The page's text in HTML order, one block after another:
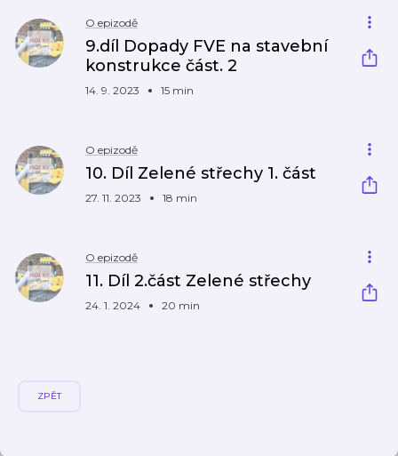
O epizodě
9.díl Dopady FVE na stavební
konstrukce část. 2
14. 9. 2023 15 min
O epizodě
10. Díl Zelené střechy 1. část
27. 11. 2023 18 min
O epizodě
11. Díl 2.část Zelené střechy
24. 1. 2024 20 min
ZPĚT